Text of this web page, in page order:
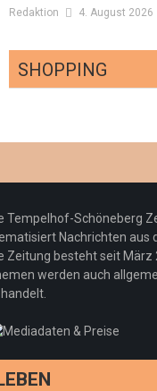
Redaktion 4. August 2026
SHOPPING
Pepe
Woher
drei
Tempelhof-Schöneberg
Nachrichten aus
Zeitung besteht seit März
werden auch